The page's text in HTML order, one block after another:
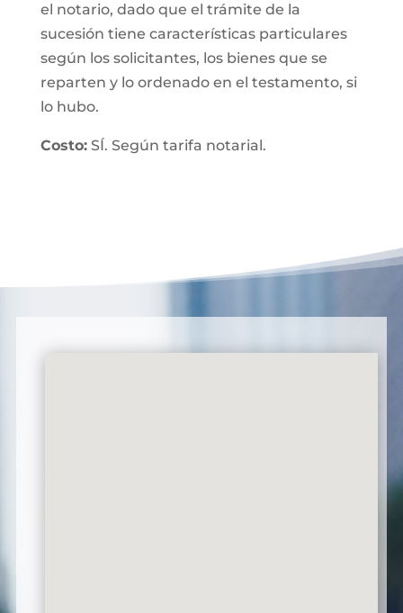
el notario, dado que el trámite de la
sucesión tiene características particulares
según los solicitantes, los bienes que se
reparten y lo ordenado en el testamento, si
lo hubo.
Costo:SÍ. Según tarifa notarial.